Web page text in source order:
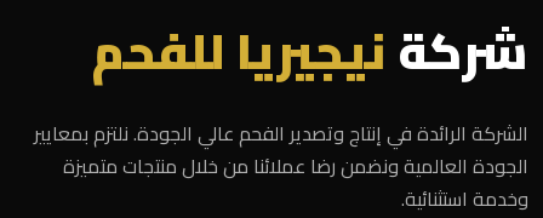
شركةنيجيريا للفحم
الشركة الرائدة في إنتاج وتصدير الفحم عالي الجودة. نلتزم بمعايير
الجودة العالمية ونضمن رضا عملائنا من خلال منتجات متميزة
وخدمة استثنائية.